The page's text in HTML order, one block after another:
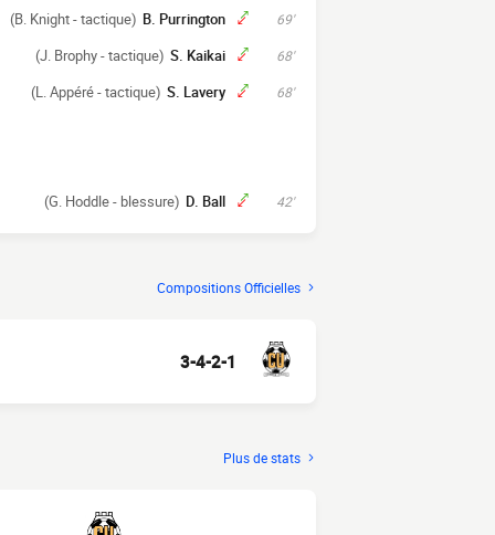
69'
B. Purrington
(B. Knight - tactique)
68'
S. Kaikai
(J. Brophy - tactique)
68'
S. Lavery
(L. Appéré - tactique)
42'
D. Ball
(G. Hoddle - blessure)
Compositions Officielles
3-4-2-1
Plus de stats